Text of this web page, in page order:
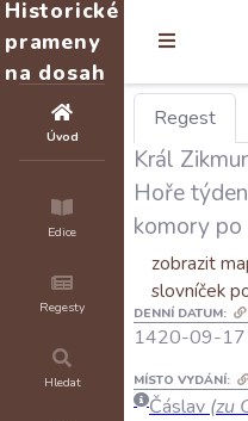
Historické
prameny
na dosah
Úvod
Edice
Regesty
Hledat
Regest
Král
Hoře
komory
zobrazit
slovníček
DENNÍ DATUM:
1420-09-17
MÍSTO VYDÁNÍ:
Čáslav (zu